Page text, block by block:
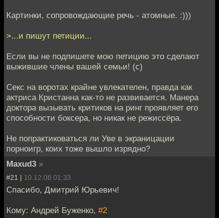
Картинки, сопровождающие речь - атомные. :)))
>...и пишут петиции...
Если вы не подпишете мою петицию это сделают
выжившие члены вашей семьи! (с)
Секс на воротах крайне увлекателен, правда как
актриса Кристанна как-то не развивается. Манера
доктора вызывать критиков на ринг проявляет его
способности боксера, но никак не режиссёра.
Не попрактиковаться ли Уве в экраницации
порноигр, коих тоже вышло изрядно?
Maxud3 »
#21 | 10.12.08 01:33
Спасибо, Дмитрий Юрьевич!
Кому: Андрей Буженко, #2